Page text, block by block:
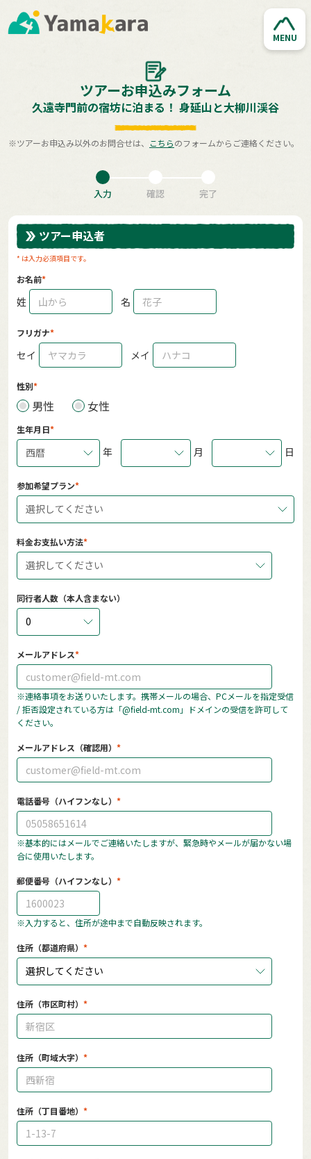
MENU
ツアーお申込みフォーム
久遠寺門前の宿坊に泊まる！ 身延山と大柳川渓谷
※ツアーお申込み以外のお問合せは、 こちらのフォームからご連絡ください。
入力 確認 完了
ツアー申込者
* は入力必須項目です。
お名前
姓 名
フリガナ
セイ メイ
性別
男性 女性
生年月日
西暦 年 月 日
参加希望プラン
選択してください
料金お支払い方法
選択してください
同行者人数（本人含まない）
0
メールアドレス
※連絡事項をお送りいたします。携帯メールの場合、PCメールを指定受信
/ 拒否設定されている方は「@field-mt.com」ドメインの受信を許可して
ください。
メールアドレス（確認用）
電話番号（ハイフンなし）
※基本的にはメールでご連絡いたしますが、緊急時やメールが届かない場
合に使用いたします。
郵便番号（ハイフンなし）
※入力すると、住所が途中まで自動反映されます。
住所（都道府県）
選択してください
住所（市区町村）
住所（町域大字）
住所（丁目番地）